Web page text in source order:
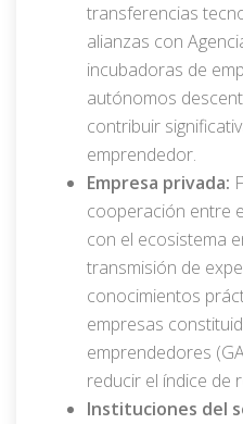
transferencias
alianzas con
incubadoras de
autónomos
contribuir
emprendedor.
Empresa privada:
cooperación entre
con el ecosistema
transmisión de
conocimientos
empresas
emprendedores
reducir el índice de
Instituciones del